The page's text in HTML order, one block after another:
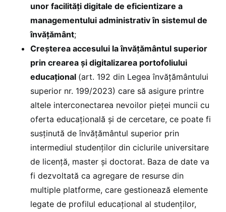
unor facilități digitale de eficientizare a
managementului administrativ în sistemul de
învățământ;
Creșterea accesului la învățământul superior
prin crearea și digitalizarea portofoliului
educațional (art. 192 din Legea învățământului
superior nr. 199/2023) care să asigure printre
altele interconectarea nevoilor pieței muncii cu
oferta educațională și de cercetare, ce poate fi
susținută de învățământul superior prin
intermediul studenților din ciclurile universitare
de licență, master și doctorat. Baza de date va
fi dezvoltată ca agregare de resurse din
multiple platforme, care gestionează elemente
legate de profilul educațional al studenților,